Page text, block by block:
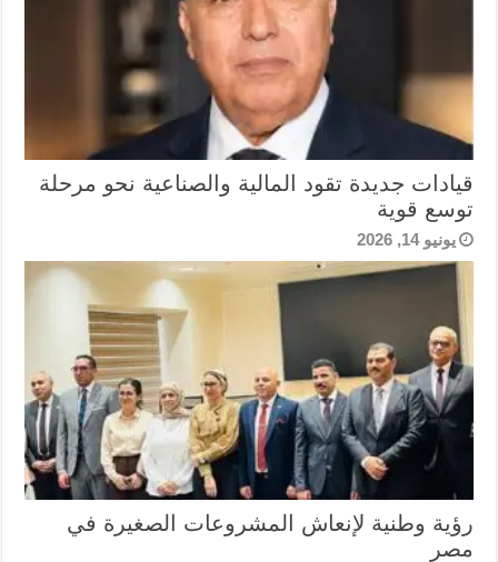
قيادات جديدة تقود المالية والصناعية نحو مرحلة
توسع قوية
يونيو 14, 2026
رؤية وطنية لإنعاش المشروعات الصغيرة في
مصر